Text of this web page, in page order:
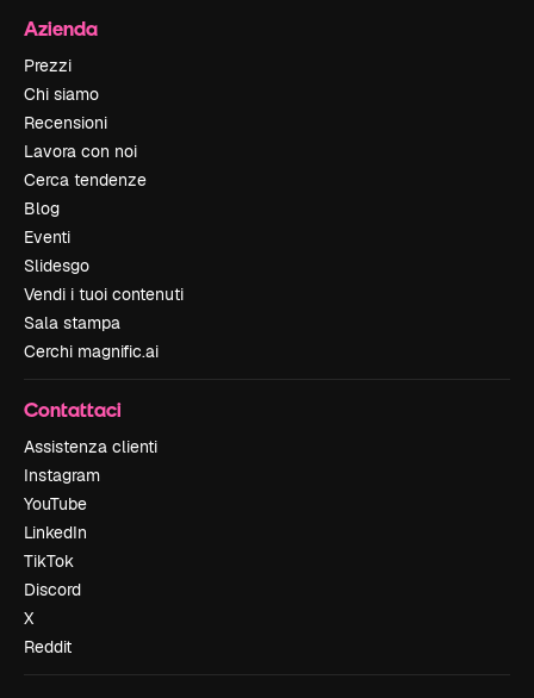
Azienda
Prezzi
Chi siamo
Recensioni
Lavora con noi
Cerca tendenze
Blog
Eventi
Slidesgo
Vendi i tuoi contenuti
Sala stampa
Cerchi magnific.ai
Contattaci
Assistenza clienti
Instagram
YouTube
LinkedIn
TikTok
Discord
X
Reddit